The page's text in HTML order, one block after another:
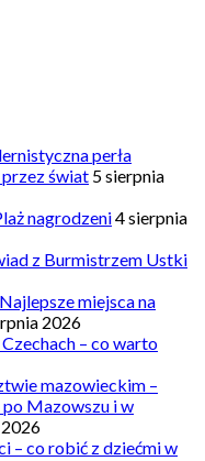
perła
świat 5 sierpnia
nagrodzeni4 sierpnia
z Burmistrzem Ustki
miejsca na
2026
– co warto
mazowieckim –
Mazowszu i w
– co robić z dziećmi w